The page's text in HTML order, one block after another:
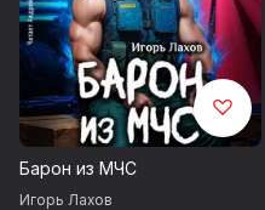
Барон из МЧС
Игорь Лахов